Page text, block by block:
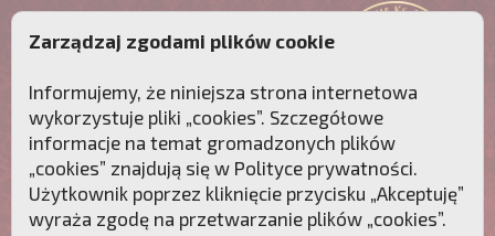
Zarządzaj zgodami plików cookie
Informujemy, że niniejsza strona internetowa
wykorzystuje pliki „cookies”. Szczegółowe
informacje na temat gromadzonych plików
„cookies” znajdują się w Polityce prywatności.
Użytkownik poprzez kliknięcie przycisku „Akceptuję”
wyraża zgodę na przetwarzanie plików „cookies”.